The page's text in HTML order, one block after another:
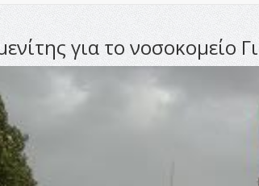
για το νοσοκομείο